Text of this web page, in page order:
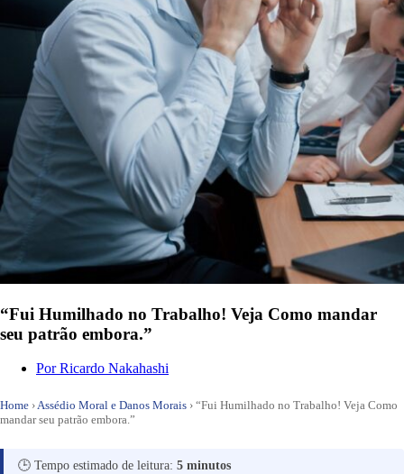
“Fui Humilhado no Trabalho! Veja Como mandar
seu patrão embora.”
PorRicardo Nakahashi
Home ›Assédio Moral e Danos Morais › “Fui Humilhado no Trabalho! Veja Como
mandar seu patrão embora.”
🕒 Tempo estimado de leitura: 5 minutos